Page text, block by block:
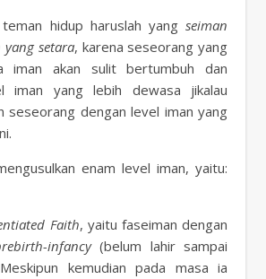
hidup haruslah yang seiman
yang setara, karena seseorang yang
iman akan sulit bertumbuh dan
iman yang lebih dewasa jikalau
seseorang dengan level iman yang
enam level iman, yaitu:
Faith, yaitu faseiman dengan
infancy(belum lahir sampai
kemudian pada masa ia